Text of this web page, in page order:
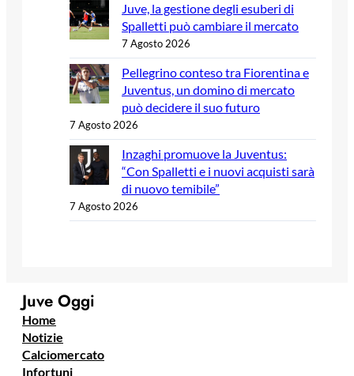
Juve, la gestione degli esuberi di
Spalletti può cambiare il mercato
7 Agosto 2026
Pellegrino conteso tra Fiorentina e
Juventus, un domino di mercato
può decidere il suo futuro
7 Agosto 2026
Inzaghi promuove la Juventus:
“Con Spalletti e i nuovi acquisti sarà
di nuovo temibile”
7 Agosto 2026
Juve Oggi
Home
Notizie
Calciomercato
Infortuni